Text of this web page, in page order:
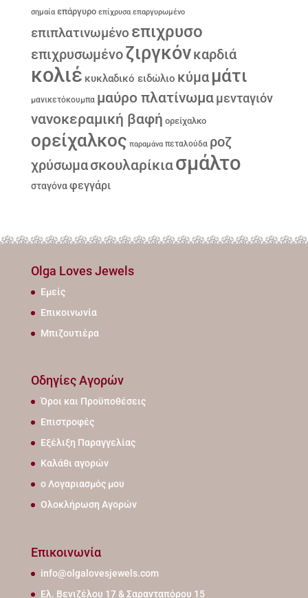
σημαία επάργυρο επίχρυσα επαργυρωμένο
επιπλατινωμένο επιχρυσο
επιχρυσωμένοζιργκόνκαρδιά
κολιέ κυκλαδικό ειδώλιο κύμα μάτι
μανικετόκουμπα μαύρο πλατίνωμα μενταγιόν
νανοκεραμική βαφή ορείχαλκο
ορείχαλκος παραμάνα πεταλούδα ροζ
χρύσωμασκουλαρίκιασμάλτο
σταγόνα φεγγάρι
Olga Loves Jewels
Εμείς
Επικοινωνία
Μπιζουτιέρα
Οδηγίες Αγορών
Όροι και Προϋποθέσεις
Επιστροφές
Εξέλιξη Παραγγελίας
Καλάθι αγορών
ο Λογαριασμός μου
Ολοκλήρωση Αγορών
Επικοινωνία
info@olgalovesjewels.com
Ελ. Βενιζέλου 17 & Σαρανταπόρου 15